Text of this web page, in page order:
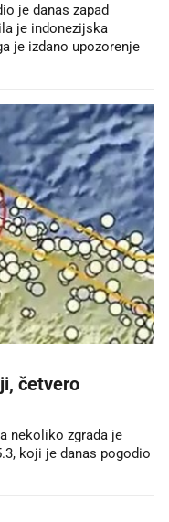
je danas zapad
je indonezijska
je izdano upozorenje
četvero
nekoliko zgrada je
koji je danas pogodio